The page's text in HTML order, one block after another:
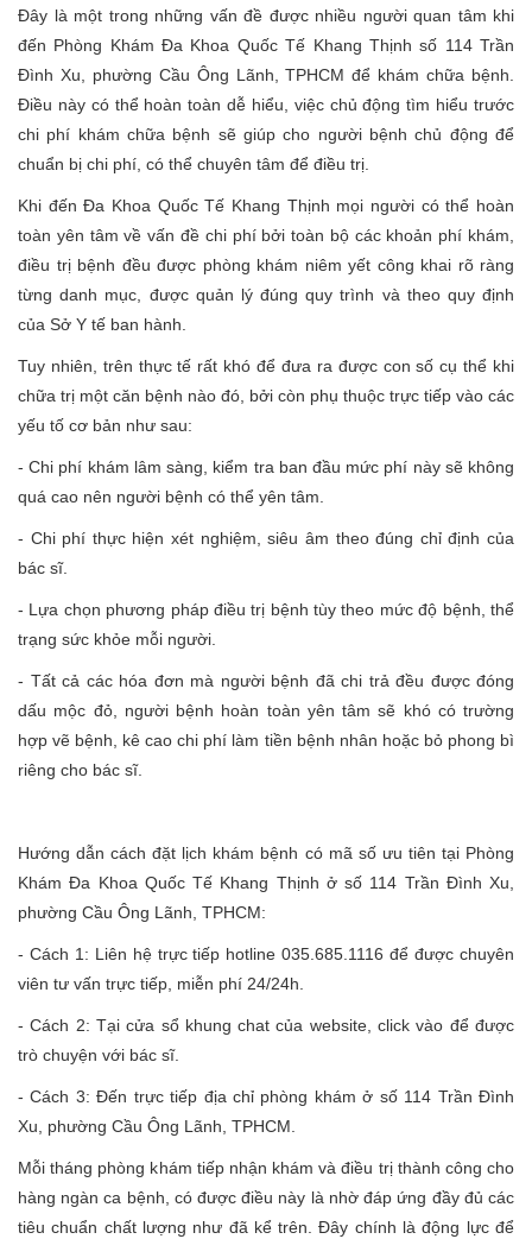
Đây là một trong những vấn đề được nhiều người quan tâm khi
đến Phòng Khám Đa Khoa Quốc Tế Khang Thịnh số 114 Trần
Đình Xu, phường Cầu Ông Lãnh, TPHCM để khám chữa bệnh.
Điều này có thể hoàn toàn dễ hiểu, việc chủ động tìm hiểu trước
chi phí khám chữa bệnh sẽ giúp cho người bệnh chủ động để
chuẩn bị chi phí, có thể chuyên tâm để điều trị.
Khi đến Đa Khoa Quốc Tế Khang Thịnh mọi người có thể hoàn
toàn yên tâm về vấn đề chi phí bởi toàn bộ các khoản phí khám,
điều trị bệnh đều được phòng khám niêm yết công khai rõ ràng
từng danh mục, được quản lý đúng quy trình và theo quy định
của Sở Y tế ban hành.
Tuy nhiên, trên thực tế rất khó để đưa ra được con số cụ thể khi
chữa trị một căn bệnh nào đó, bởi còn phụ thuộc trực tiếp vào các
yếu tố cơ bản như sau:
- Chi phí khám lâm sàng, kiểm tra ban đầu mức phí này sẽ không
quá cao nên người bệnh có thể yên tâm.
- Chi phí thực hiện xét nghiệm, siêu âm theo đúng chỉ định của
bác sĩ.
- Lựa chọn phương pháp điều trị bệnh tùy theo mức độ bệnh, thể
trạng sức khỏe mỗi người.
- Tất cả các hóa đơn mà người bệnh đã chi trả đều được đóng
dấu mộc đỏ, người bệnh hoàn toàn yên tâm sẽ khó có trường
hợp vẽ bệnh, kê cao chi phí làm tiền bệnh nhân hoặc bỏ phong bì
riêng cho bác sĩ.
Hướng dẫn cách đặt lịch khám bệnh có mã số ưu tiên tại Phòng
Khám Đa Khoa Quốc Tế Khang Thịnh ở số 114 Trần Đình Xu,
phường Cầu Ông Lãnh, TPHCM:
- Cách 1: Liên hệ trực tiếp hotline 035.685.1116 để được chuyên
viên tư vấn trực tiếp, miễn phí 24/24h.
- Cách 2: Tại cửa sổ khung chat của website, click vào để được
trò chuyện với bác sĩ.
- Cách 3: Đến trực tiếp địa chỉ phòng khám ở số 114 Trần Đình
Xu, phường Cầu Ông Lãnh, TPHCM.
Mỗi tháng phòng khám tiếp nhận khám và điều trị thành công cho
hàng ngàn ca bệnh, có được điều này là nhờ đáp ứng đầy đủ các
tiêu chuẩn chất lượng như đã kể trên. Đây chính là động lực để